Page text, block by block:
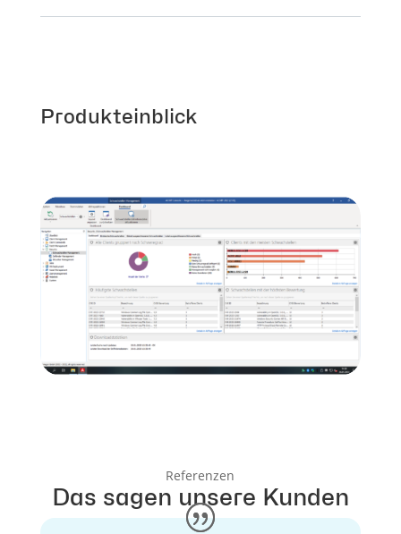
Produkteinblick
Referenzen
Das sagen unsere Kunden